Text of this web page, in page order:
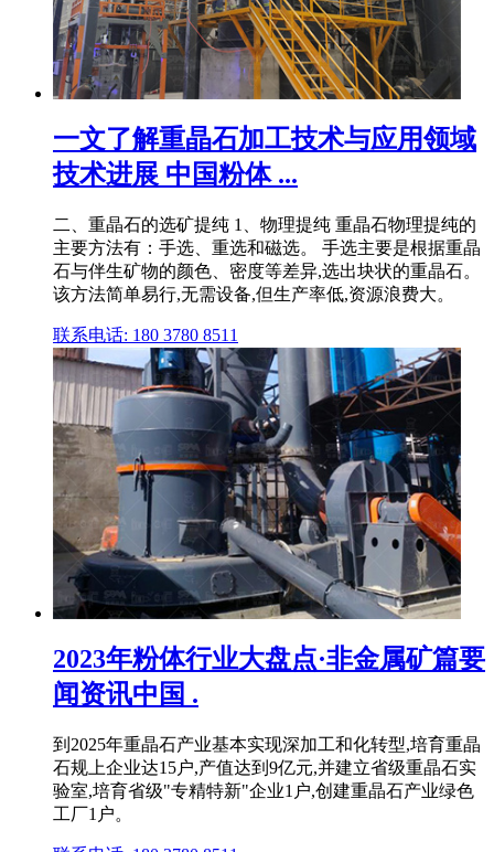
一文了解重晶石加工技术与应用领域
技术进展 中国粉体 ...
二、重晶石的选矿提纯 1、物理提纯 重晶石物理提纯的
主要方法有：手选、重选和磁选。 手选主要是根据重晶
石与伴生矿物的颜色、密度等差异,选出块状的重晶石。
该方法简单易行,无需设备,但生产率低,资源浪费大。
联系电话: 180 3780 8511
2023年粉体行业大盘点·非金属矿篇要
闻资讯中国 .
到2025年重晶石产业基本实现深加工和化转型,培育重晶
石规上企业达15户,产值达到9亿元,并建立省级重晶石实
验室,培育省级"专精特新"企业1户,创建重晶石产业绿色
工厂1户。